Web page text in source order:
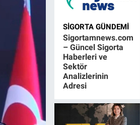
SIGORTA GÜNDEMI
Sigortamnews.com
– Güncel Sigorta
Haberleri ve
Sektör
Analizlerinin
Adresi